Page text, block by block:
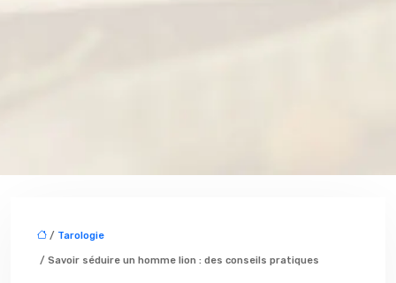
/ Tarologie
/ Savoir séduire un homme lion : des conseils pratiques